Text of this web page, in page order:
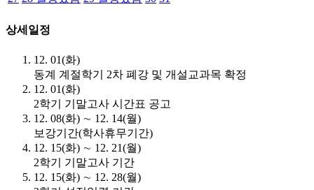
상세일정
12. 01(화)
동계 계절학기 2차 폐강 및 개설교과목 확정
12. 01(화)
2학기 기말고사 시간표 공고
12. 08(화) ∼ 12. 14(월)
보강기간(학사휴무기간)
12. 15(화) ∼ 12. 21(월)
2학기 기말고사 기간
12. 15(화) ∼ 12. 28(월)